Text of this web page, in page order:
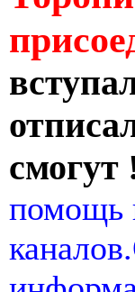
смогут
помощь